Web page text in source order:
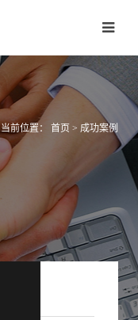
当前位置： 首页 > 成功案例